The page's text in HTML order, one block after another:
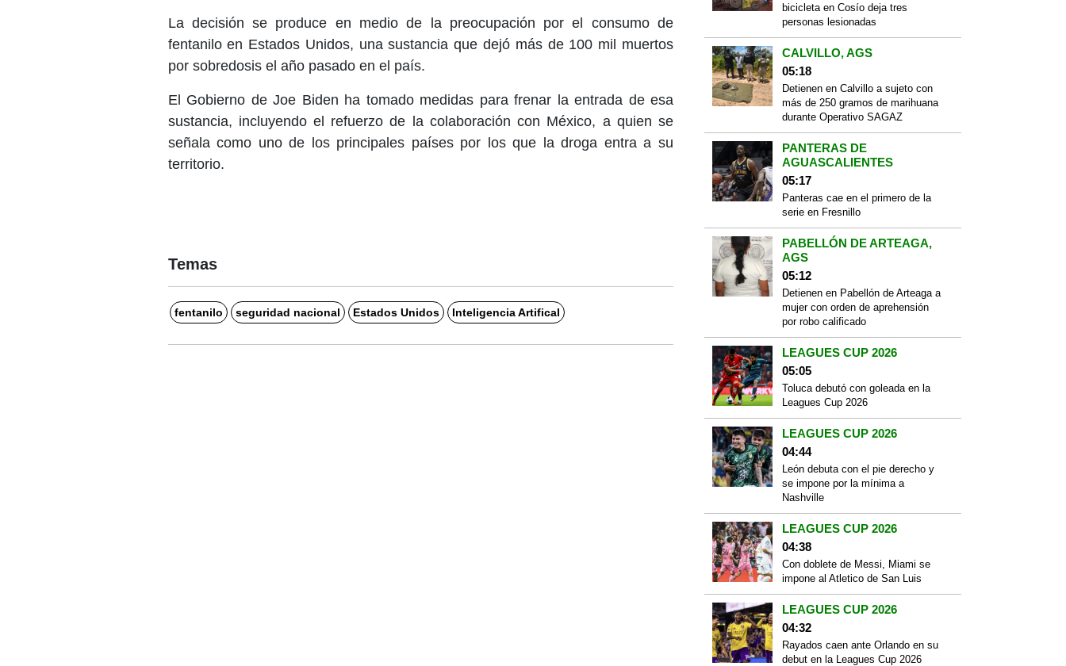
La decisión se produce en medio de la preocupación por el consumo de
fentanilo en Estados Unidos, una sustancia que dejó más de 100 mil muertos
por sobredosis el año pasado en el país.
El Gobierno de Joe Biden ha tomado medidas para frenar la entrada de esa
sustancia, incluyendo el refuerzo de la colaboración con México, a quien se
señala como uno de los principales países por los que la droga entra a su
territorio.
Temas
fentanilo seguridad nacional Estados Unidos Inteligencia Artifical
bicicleta en Cosío deja tres
personas lesionadas
CALVILLO, AGS
05:18
Detienen en Calvillo a sujeto con
más de 250 gramos de marihuana
durante Operativo SAGAZ
PANTERAS DE
AGUASCALIENTES
05:17
Panteras cae en el primero de la
serie en Fresnillo
PABELLÓN DE ARTEAGA,
AGS
05:12
Detienen en Pabellón de Arteaga a
mujer con orden de aprehensión
por robo calificado
LEAGUES CUP 2026
05:05
Toluca debutó con goleada en la
Leagues Cup 2026
LEAGUES CUP 2026
04:44
León debuta con el pie derecho y
se impone por la mínima a
Nashville
LEAGUES CUP 2026
04:38
Con doblete de Messi, Miami se
impone al Atletico de San Luis
LEAGUES CUP 2026
04:32
Rayados caen ante Orlando en su
debut en la Leagues Cup 2026